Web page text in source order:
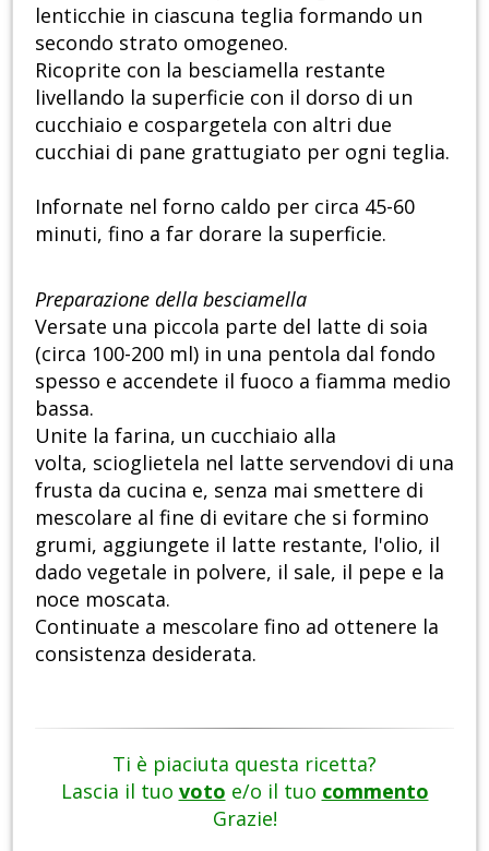
lenticchie in ciascuna teglia formando un
secondo strato omogeneo.
Ricoprite con la besciamella restante
livellando la superficie con il dorso di un
cucchiaio e cospargetela con altri due
cucchiai di pane grattugiato per ogni teglia.
Infornate nel forno caldo per circa 45-60
minuti, fino a far dorare la superficie.
Preparazione della besciamella
Versate una piccola parte del latte di soia
(circa 100-200 ml) in una pentola dal fondo
spesso e accendete il fuoco a fiamma medio
bassa.
Unite la farina, un cucchiaio alla
volta, scioglietela nel latte servendovi di una
frusta da cucina e, senza mai smettere di
mescolare al fine di evitare che si formino
grumi, aggiungete il latte restante, l'olio, il
dado vegetale in polvere, il sale, il pepe e la
noce moscata.
Continuate a mescolare fino ad ottenere la
consistenza desiderata.
Ti è piaciuta questa ricetta?
Lascia il tuo voto e/o il tuo commento
Grazie!